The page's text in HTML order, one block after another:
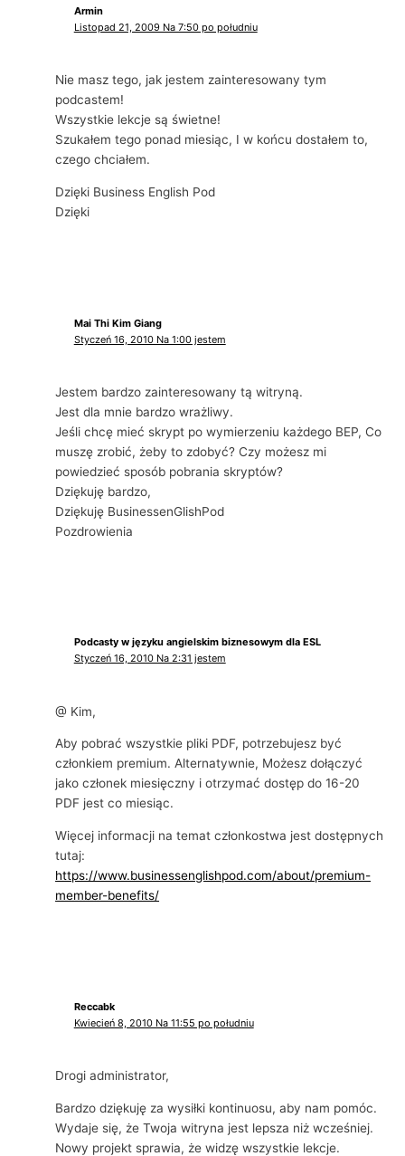
Armin
Listopad 21, 2009 Na 7:50 po południu
Nie masz tego, jak jestem zainteresowany tym
podcastem!
Wszystkie lekcje są świetne!
Szukałem tego ponad miesiąc, I w końcu dostałem to,
czego chciałem.
Dzięki Business English Pod
Dzięki
Mai Thi Kim Giang
Styczeń 16, 2010 Na 1:00 jestem
Jestem bardzo zainteresowany tą witryną.
Jest dla mnie bardzo wrażliwy.
Jeśli chcę mieć skrypt po wymierzeniu każdego BEP, Co
muszę zrobić, żeby to zdobyć? Czy możesz mi
powiedzieć sposób pobrania skryptów?
Dziękuję bardzo,
Dziękuję BusinessenGlishPod
Pozdrowienia
Podcasty w języku angielskim biznesowym dla ESL
Styczeń 16, 2010 Na 2:31 jestem
@ Kim,
Aby pobrać wszystkie pliki PDF, potrzebujesz być
członkiem premium. Alternatywnie, Możesz dołączyć
jako członek miesięczny i otrzymać dostęp do 16-20
PDF jest co miesiąc.
Więcej informacji na temat członkostwa jest dostępnych
tutaj:
https://www.businessenglishpod.com/about/premium-
member-benefits/
Reccabk
Kwiecień 8, 2010 Na 11:55 po południu
Drogi administrator,
Bardzo dziękuję za wysiłki kontinuosu, aby nam pomóc.
Wydaje się, że Twoja witryna jest lepsza niż wcześniej.
Nowy projekt sprawia, że ​​widzę wszystkie lekcje.